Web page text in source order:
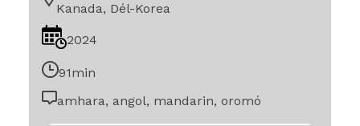
Kanada, Dél-Korea
2024
91min
amhara, angol, mandarin, oromó